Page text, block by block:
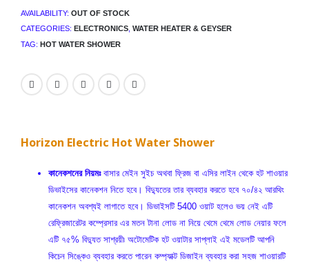
AVAILABILITY: OUT OF STOCK
CATEGORIES: ELECTRONICS, WATER HEATER & GEYSER
TAG: HOT WATER SHOWER
Horizon Electric Hot Water Shower
কানেকশনের নিয়মঃবাসার মেইন সুইচ অথবা ফ্রিজ বা এসির লাইন থেকে হট শাওয়ার
ডিভাইসের কানেকশন নিতে হবে। বিদ্যুতের তার ব্যবহার করতে হবে ৭০/৪২ আরথিং
কানেকশন অবশ্যই লাগাতে হবে। ডিভাইসটি 5400 ওয়াট হলেও ভয় নেই এটি
রেফ্রিজারেটর কম্প্রেসার এর মতন টানা লোড না নিয়ে থেমে থেমে লোড নেয়ার ফলে
এটি ৭৫% বিদ্যুত সাশ্রয়ী৷ অটোমেটিক হট ওয়াটার সাপ্লাই এই মডেলটি আপনি
কিচেন সিঙ্কেও ব্যবহার করতে পারেন কম্প্যাক্ট ডিজাইন ব্যবহার করা সহজ শাওয়ারটি